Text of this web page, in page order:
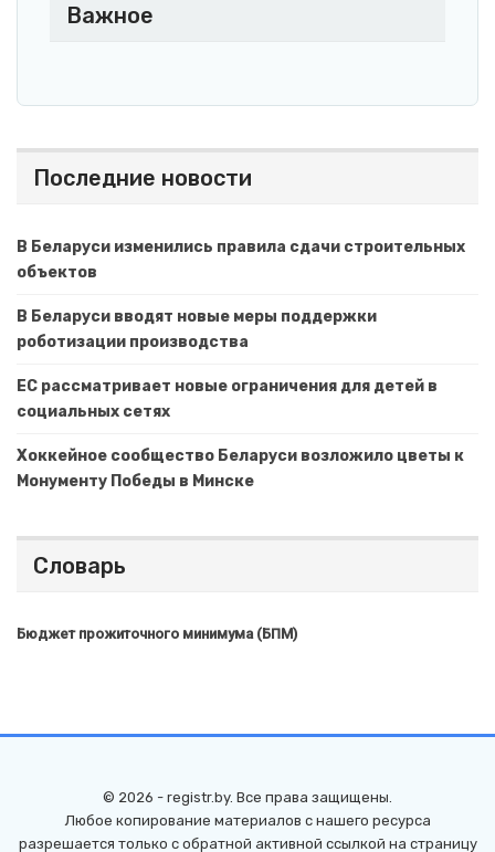
Важное
Последние новости
В Беларуси изменились правила сдачи строительных
объектов
В Беларуси вводят новые меры поддержки
роботизации производства
ЕС рассматривает новые ограничения для детей в
социальных сетях
Хоккейное сообщество Беларуси возложило цветы к
Монументу Победы в Минске
Словарь
Бюджет прожиточного минимума (БПМ)
© 2026 - registr.by. Все права защищены.
Любое копирование материалов с нашего ресурса
разрешается только с обратной активной ссылкой на страницу